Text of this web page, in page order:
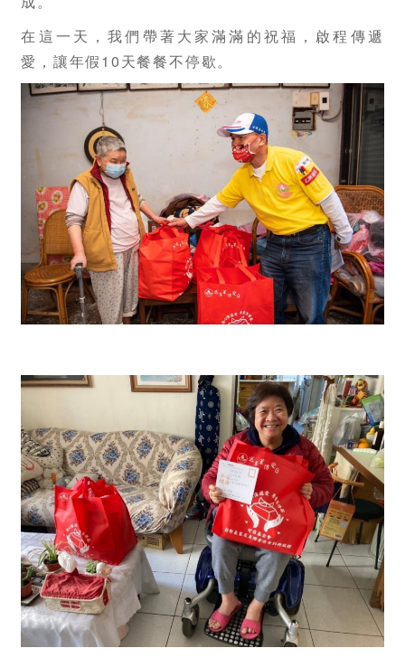
在這一天，我們帶著大家滿滿的祝福，啟程傳遞
愛，讓年假10天餐餐不停歇。